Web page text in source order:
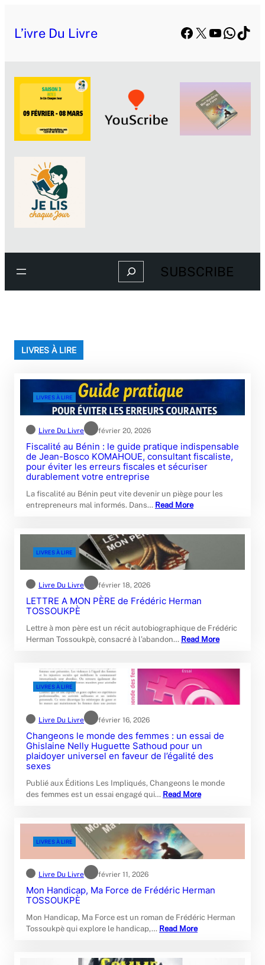
auL’ivre Du Livre Facebook
X YouTube
Search SUBSCRIBE
LIVRES À LIRE
LIVRES À LIRE
Livre Du Livre février 20, 2026
Fiscalité au Bénin : le guide pratique indispensable
de Jean-Bosco KOMAHOUE, consultant fiscaliste,
pour éviter les erreurs fiscales et sécuriser
durablement votre entreprise
La fiscalité au Bénin peut vite devenir un piège pour les
entrepreneurs mal informés. Dans… Read More
LIVRES À LIRE
Livre Du Livre février 18, 2026
LETTRE A MON PÈRE de Frédéric Herman
TOSSOUKPÈ
Lettre à mon père est un récit autobiographique de Frédéric
Herman Tossoukpè, consacré à l’abandon… Read More
LIVRES À LIRE
Livre Du Livre février 16, 2026
Changeons le monde des femmes : un essai de
Ghislaine Nelly Huguette Sathoud pour un
plaidoyer universel en faveur de l’égalité des
sexes
Publié aux Éditions Les Impliqués, Changeons le monde
des femmes est un essai engagé qui… Read More
LIVRES À LIRE
Livre Du Livre février 11, 2026
Mon Handicap, Ma Force de Frédéric Herman
TOSSOUKPÈ
Mon Handicap, Ma Force est un roman de Frédéric Herman
Tossoukpè qui explore le handicap,… Read More